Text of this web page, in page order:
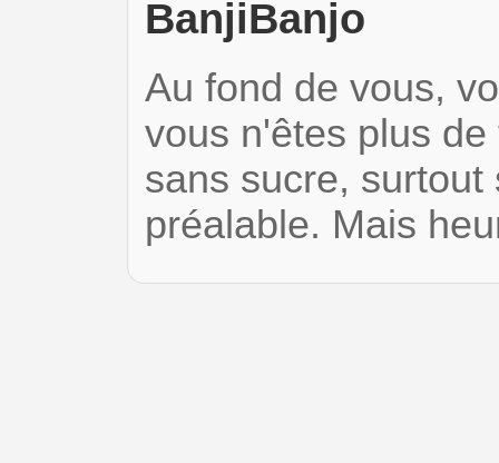
BanjiBanjo
Au fond de vous,
vous n'êtes plus
sans sucre,
préalable. Mais